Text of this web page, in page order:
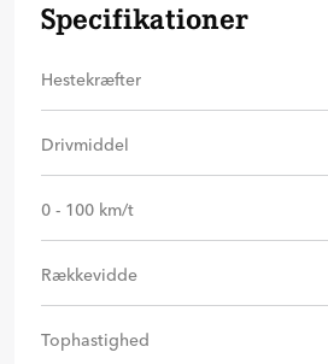
Specifikationer
Hestekræfter
Drivmiddel
0 - 100 km/t
Rækkevidde
Tophastighed